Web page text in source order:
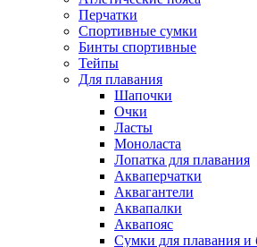
Перчатки
Спортивные сумки
Бинты спортивные
Тейпы
Для плавания
Шапочки
Очки
Ласты
Моноласта
Лопатка для плавания
Акваперчатки
Аквагантели
Аквапалки
Аквапояс
Сумки для плавания и